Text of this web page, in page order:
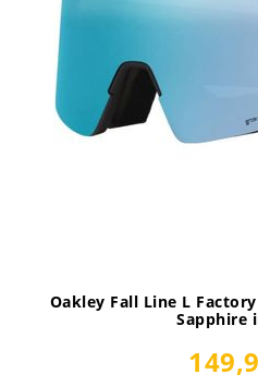
Oakley Fall Line L
Sapphire